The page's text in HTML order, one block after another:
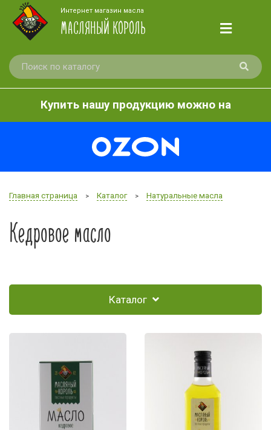
Интернет магазин масла
МАСЛЯНЫЙ КОРОЛЬ
Купить нашу продукцию можно на
Главная страница > Каталог > Натуральные масла
Кедровое масло
Каталог